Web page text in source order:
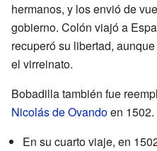
hermanos, y los envió de
gobierno. Colón viajó a
recuperó su libertad,
el virreinato.
Bobadilla también fue
Nicolás de Ovandoen 1502.
En su cuarto viaje, en